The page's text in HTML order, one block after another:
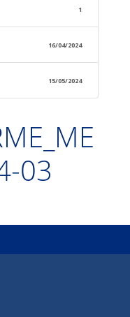
1
16/04/2024
15/05/2024
03